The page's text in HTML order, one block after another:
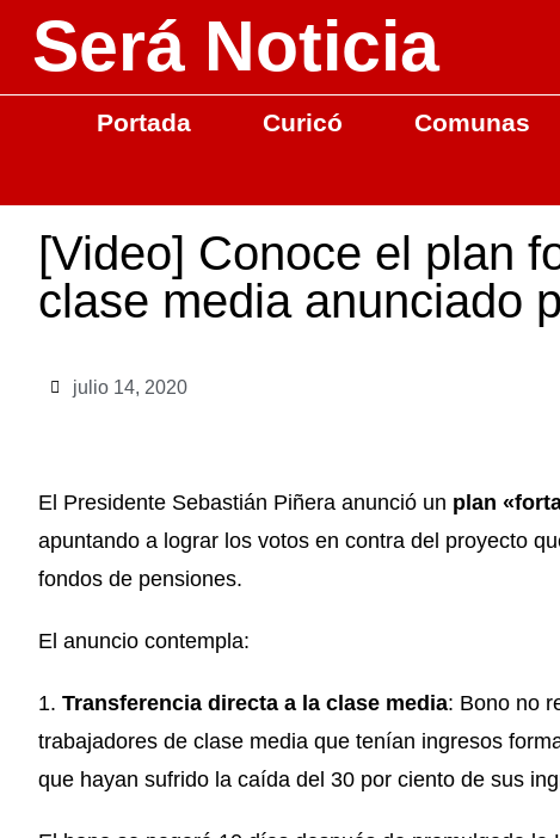
Será Noticia
Portada Curicó Comunas
[Video] Conoce el plan
clase media anunciado
julio 14, 2020
El Presidente Sebastián Piñera anunció un plan
apuntando a lograr los votos en contra del proyecto
fondos de pensiones.
El anuncio contempla:
1. Transferencia directa a la clase media: Bono no
trabajadores de clase media que tenían ingresos
que hayan sufrido la caída del 30 por ciento de sus